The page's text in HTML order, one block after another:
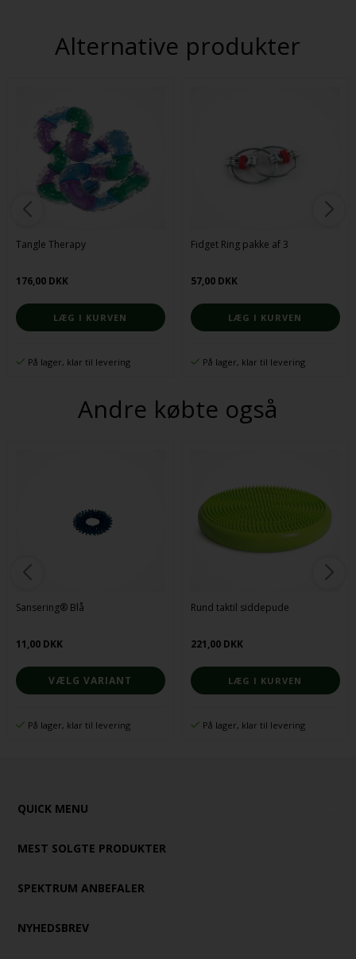
Alternative produkter
Tangle Therapy
176,00 DKK
På lager, klar til levering
Fidget Ring pakke af 3
57,00 DKK
På lager, klar til levering
Andre købte også
Sansering® Blå
11,00 DKK
VÆLG VARIANT
På lager, klar til levering
Rund taktil siddepude
221,00 DKK
På lager, klar til levering
QUICK MENU
MEST SOLGTE PRODUKTER
SPEKTRUM ANBEFALER
NYHEDSBREV